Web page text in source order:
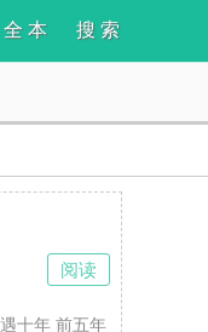
全 本 搜 索
十年 前五年，他供秦礼
阅读